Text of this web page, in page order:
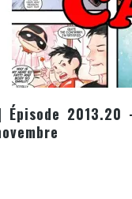
2013.20